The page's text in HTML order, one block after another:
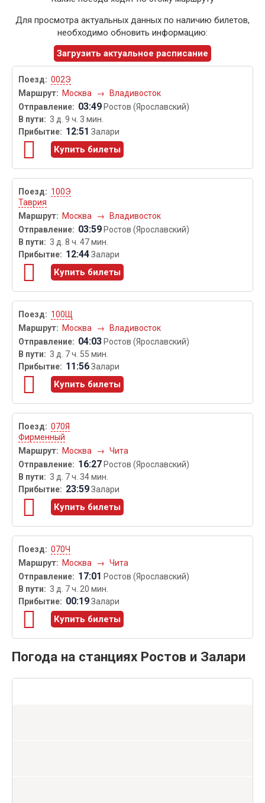
Для просмотра актуальных данных по наличию билетов,
необходимо обновить информацию:
Загрузить актуальное расписание
002Э
Москва
→ Владивосток
03:49 Ростов (Ярославский)
3 д. 9 ч. 3 мин.
12:51 Залари
Купить билеты
100Э
Таврия
Москва
→ Владивосток
03:59 Ростов (Ярославский)
3 д. 8 ч. 47 мин.
12:44Залари
Купить билеты
100Щ
Москва
→ Владивосток
04:03 Ростов (Ярославский)
3 д. 7 ч. 55 мин.
11:56Залари
Купить билеты
070Я
Фирменный
Москва
→ Чита
16:27 Ростов (Ярославский)
3 д. 7 ч. 34 мин.
23:59Залари
Купить билеты
070Ч
Москва
→ Чита
17:01 Ростов (Ярославский)
3 д. 7 ч. 20 мин.
00:19Залари
Купить билеты
Погода на станциях Ростов и Залари